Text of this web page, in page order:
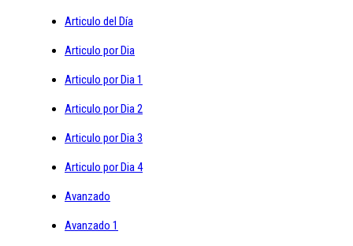
Articulo del Día
Articulo por Dia
Articulo por Dia 1
Articulo por Dia 2
Articulo por Dia 3
Articulo por Dia 4
Avanzado
Avanzado 1